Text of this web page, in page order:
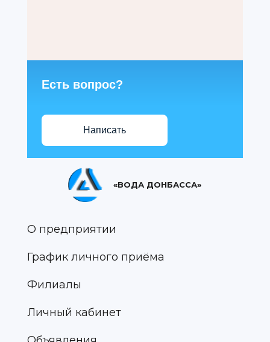
Есть вопрос?
Написать
«ВОДА ДОНБАССА»
О предприятии
График личного приёма
Филиалы
Личный кабинет